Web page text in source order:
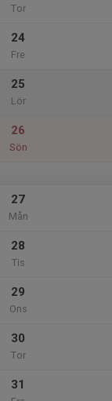
Tor
24
Fre
25
Lör
26
Sön
27
Mån
28
Tis
29
Ons
30
Tor
31